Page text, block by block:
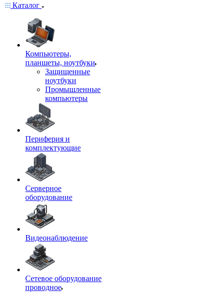
Каталог
Компьютеры,
планшеты, ноутбуки
Защищенные
ноутбуки
Промышленные
компьютеры
Периферия и
комплектующие
Серверное
оборудование
Видеонаблюдение
Сетевое оборудование
проводное